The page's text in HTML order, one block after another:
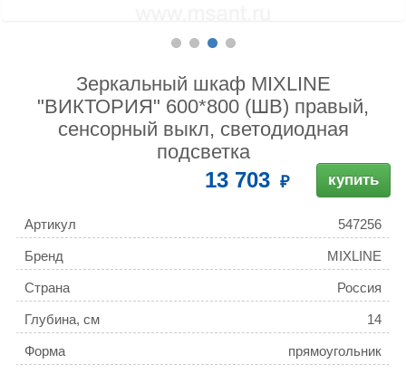
Зеркальный шкаф MIXLINE
"ВИКТОРИЯ" 600*800 (ШВ) правый,
сенсорный выкл, светодиодная
подсветка
13 703 купить
Артикул 547256
Бренд MIXLINE
Страна Россия
Глубина, см 14
Форма прямоугольник